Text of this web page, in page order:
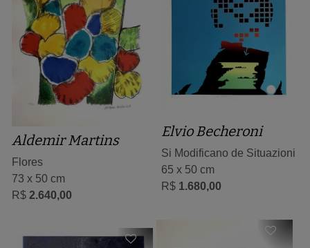
Aldemir Martins
Flores
73 x 50 cm
R$ 2.640,00
Elvio Becheroni
Si Modificano de Situazioni
65 x 50 cm
R$ 1.680,00